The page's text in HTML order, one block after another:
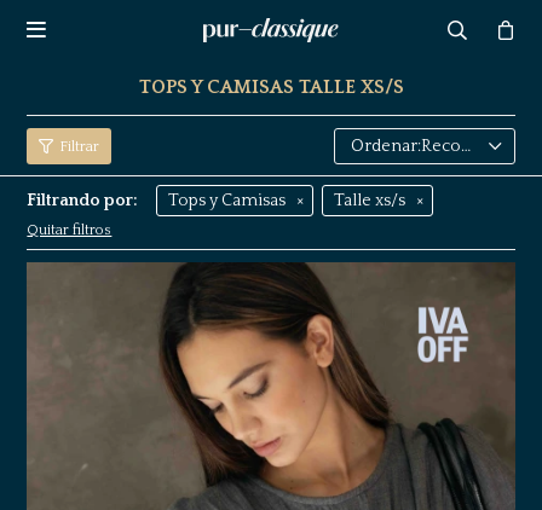

TOPS Y CAMISAS TALLE XS/S
Recomendados
Filtrando por: Tops y Camisas Talle xs/s
Quitar filtros